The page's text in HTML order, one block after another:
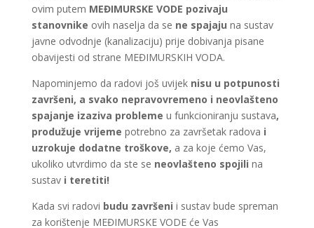
ovim putem MEĐIMURSKE VODE pozivaju
stanovnike ovih naselja da se ne spajaju na sustav
javne odvodnje (kanalizaciju) prije dobivanja pisane
obavijesti od strane MEĐIMURSKIH VODA.
Napominjemo da radovi još uvijeknisu u potpunosti
završeni, a svako nepravovremeno i neovlašteno
spajanje izaziva probleme u funkcioniranju sustava,
produžuje vrijeme potrebno za završetak radova i
uzrokuje dodatne troškove, a za koje ćemo Vas,
ukoliko utvrdimo da ste se neovlašteno spojili na
sustav i teretiti!
Kada svi radovi budu završeni i sustav bude spreman
za korištenje MEĐIMURSKE VODE će Vas